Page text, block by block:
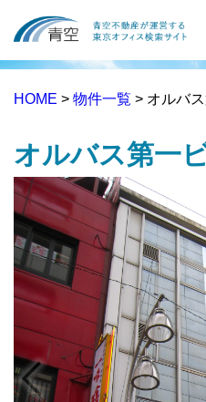
HOME > 物件一覧 > オルバ
オルバス第一